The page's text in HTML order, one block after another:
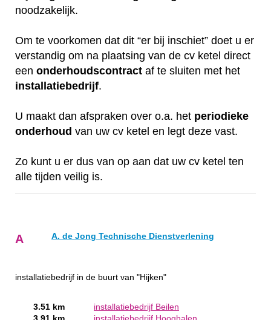
noodzakelijk.
Om te voorkomen dat dit “er bij inschiet” doet u er
verstandig om na plaatsing van de cv ketel direct
een onderhoudscontract af te sluiten met het
installatiebedrijf.
U maakt dan afspraken over o.a. het periodieke
onderhoud van uw cv ketel en legt deze vast.
Zo kunt u er dus van op aan dat uw cv ketel ten
alle tijden veilig is.
A A. de Jong Technische Dienstverlening
installatiebedrijf in de buurt van "Hijken"
3.51 km
installatiebedrijf Beilen